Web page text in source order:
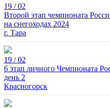
19 / 02
Второй этап чемпионата
на снегоходах 2024
г. Тара
19 / 02
6 этап личного Чемпионата
день 2
Красногорск